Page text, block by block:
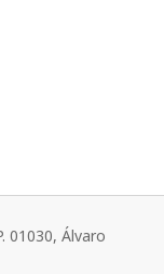
01030, Álvaro